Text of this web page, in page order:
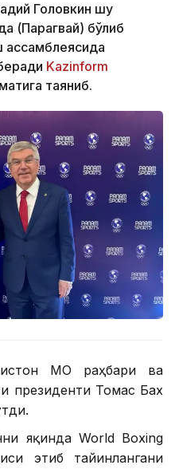
Головкин шу
(Парагвай) бўлиб
ассамблеясида
Kazinform
таяниб.
МОҚ раҳбари ва
президенти Томас Бах
яқинда World Boxing
этиб тайинлангани